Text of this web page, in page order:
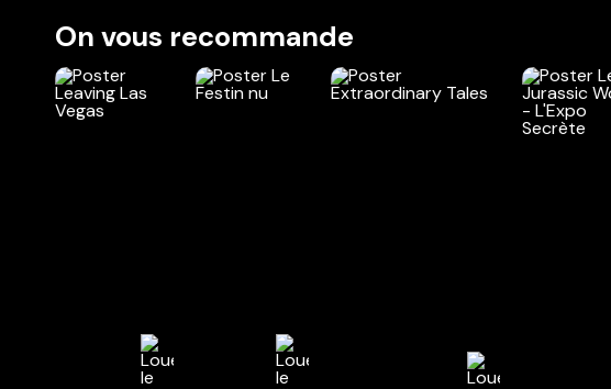
On vous recommande